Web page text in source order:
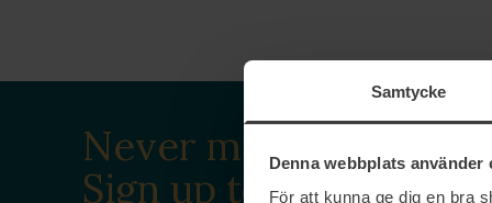
Samtycke
Denna webbplats använder
För att kunna ge dig en bra
Never miss a beat.
Sign up to our